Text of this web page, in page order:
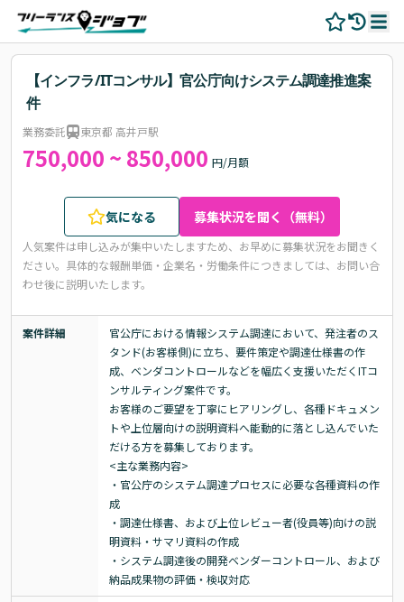
【インフラ/ITコンサル】官公庁向けシステム調達推進案
件
業務委託 東京都 高井戸駅
750,000 ~ 850,000 円/月額
気になる 募集状況を聞く（無料）
人気案件は申し込みが集中いたしますため、お早めに募集状況をお聞きく
ださい。 具体的な報酬単価・企業名・労働条件につきましては、お問い合
わせ後に説明いたします。
案件詳細
官公庁における情報システム調達において、発注者のス
タンド(お客様側)に立ち、要件策定や調達仕様書の作
成、ベンダコントロールなどを幅広く支援いただくITコ
ンサルティング案件です。
お客様のご要望を丁寧にヒアリングし、各種ドキュメン
トや上位層向けの説明資料へ能動的に落とし込んでいた
だける方を募集しております。
<主な業務内容>
・官公庁のシステム調達プロセスに必要な各種資料の作
成
・調達仕様書、および上位レビュー者(役員等)向けの説
明資料・サマリ資料の作成
・システム調達後の開発ベンダーコントロール、および
納品成果物の評価・検収対応